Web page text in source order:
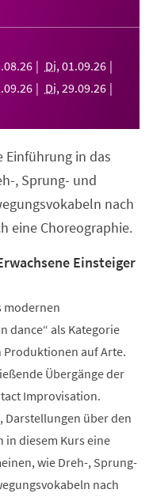
.08.26 Di, 01 .09.26
.09.26 Di, 29.09.26
Einführung in das
, Sprung- und
nach
eine Choreographie.
Einsteiger
modernen
dance“ als Kategorie
Produktionen auf Arte.
Übergänge der
Improvisation.
Darstellungen über den
in diesem Kurs eine
wie Dreh-, Sprung-
nach